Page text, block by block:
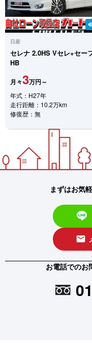
日産
セレナ 2.0HS Vセレ+セー
HB
月々3万円～
年式：H27年
走行距離：10.2万km
修復歴：無
まずはお気
email
お電話でのお